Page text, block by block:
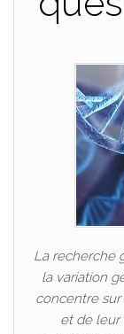
La recherche
la variation
concentre sur
et de leur